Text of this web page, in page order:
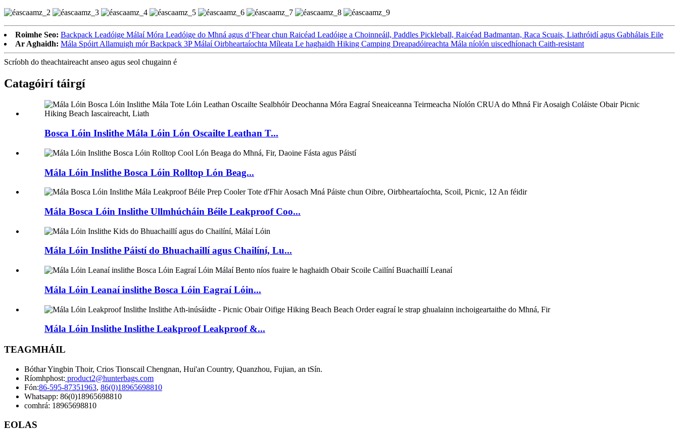
Roimhe Seo: Backpack Leadóige Málaí Móra Leadóige do Mhná agus d’Fhear chun Raicéad Leadóige a Choinneáil, Paddles Pickleball, Raicéad Badmantan, Raca Scuais, Liathróidí agus Gabhálais Eile
Ar Aghaidh: Mála Spóirt Allamuigh mór Backpack 3P Málaí Oirbheartaíochta Míleata Le haghaidh Hiking Camping Dreapadóireachta Mála níolón uiscedhíonach Caith-resistant
Scríobh do theachtaireacht anseo agus seol chugainn é
Catagóirí táirgí
Bosca Lóin Inslithe Mála Lóin Lón Oscailte Leathan T...
Mála Lóin Inslithe Bosca Lóin Rolltop Lón Beag...
Mála Bosca Lóin Inslithe Ullmhúcháin Béile Leakproof Coo...
Mála Lóin Inslithe Páistí do Bhuachaillí agus Chailíní, Lu...
Mála Lóin Leanaí inslithe Bosca Lóin Eagraí Lóin...
Mála Lóin Inslithe Inslithe Leakproof Leakproof &...
TEAGMHÁIL
Bóthar Yingbin Thoir, Crios Tionscail Chengnan, Hui'an Country, Quanzhou, Fujian, an tSín.
Ríomhphost: product2@hunterbags.com
Fón:86-595-87351963, 86(0)18965698810
Whatsapp: 86(0)18965698810
comhrá: 18965698810
EOLAS